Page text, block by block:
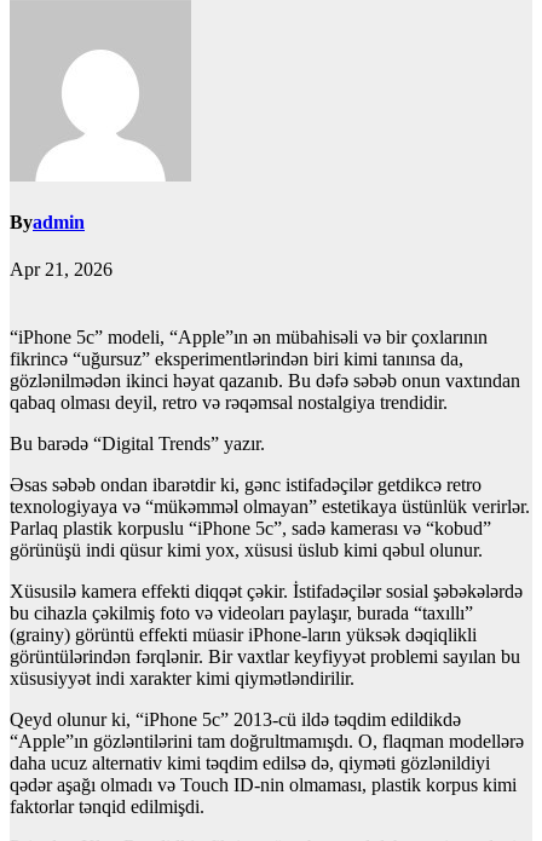
Byadmin
Apr 21, 2026
“iPhone 5c” modeli, “Apple”ın ən mübahisəli və bir çoxlarının
fikrincə “uğursuz” eksperimentlərindən biri kimi tanınsa da,
gözlənilmədən ikinci həyat qazanıb. Bu dəfə səbəb onun vaxtından
qabaq olması deyil, retro və rəqəmsal nostalgiya trendidir.
Bu barədə “Digital Trends” yazır.
Əsas səbəb ondan ibarətdir ki, gənc istifadəçilər getdikcə retro
texnologiyaya və “mükəmməl olmayan” estetikaya üstünlük verirlər.
Parlaq plastik korpuslu “iPhone 5c”, sadə kamerası və “kobud”
görünüşü indi qüsur kimi yox, xüsusi üslub kimi qəbul olunur.
Xüsusilə kamera effekti diqqət çəkir. İstifadəçilər sosial şəbəkələrdə
bu cihazla çəkilmiş foto və videoları paylaşır, burada “taxıllı”
(grainy) görüntü effekti müasir iPhone-ların yüksək dəqiqlikli
görüntülərindən fərqlənir. Bir vaxtlar keyfiyyət problemi sayılan bu
xüsusiyyət indi xarakter kimi qiymətləndirilir.
Qeyd olunur ki, “iPhone 5c” 2013-cü ildə təqdim edildikdə
“Apple”ın gözləntilərini tam doğrultmamışdı. O, flaqman modellərə
daha ucuz alternativ kimi təqdim edilsə də, qiyməti gözlənildiyi
qədər aşağı olmadı və Touch ID-nin olmaması, plastik korpus kimi
faktorlar tənqid edilmişdi.